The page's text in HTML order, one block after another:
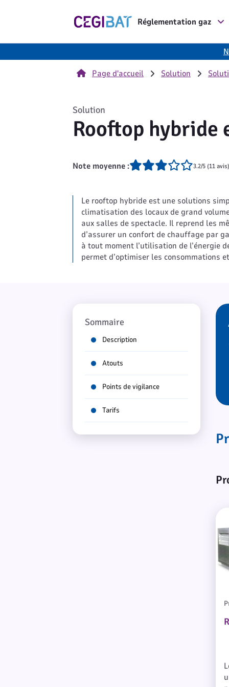
Cegibat, accueil Réglementation gaz
Page d'accueil Solution
Rooftop hybride
Solution
Note moyenne : 3.2/5 (11 avis)
Le rooftop hybride est une solutions
climatisation des locaux de grand
aux salles de spectacle. Il reprend les
d’assurer un confort de chauffage par
à tout moment l’utilisation de l’énergie
permet d’optimiser les consommations
Sommaire
Description
Atouts
Points de vigilance
Tarifs